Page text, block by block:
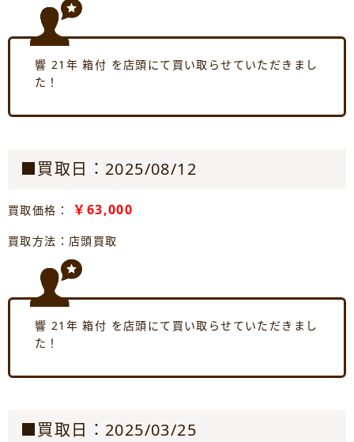
響 21年 箱付 を店頭にて買い取らせていただきまし
た！
■買取日：2025/08/12
買取価格： ￥63,000
買取方法：店頭買取
響 21年 箱付 を店頭にて買い取らせていただきまし
た！
■買取日：2025/03/25